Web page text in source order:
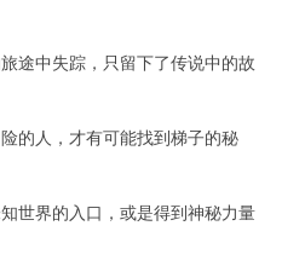
中失踪，只留下了传说中的故
人，才有可能找到梯子的秘
界的入口，或是得到神秘力量